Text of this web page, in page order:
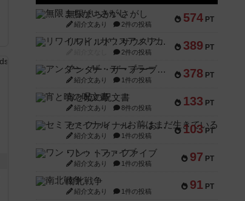
574 PT
無限まちがいさがし
紹介文あり 2件の投稿
389 PT
リワイルド：サウスアメリカ
2件の投稿
378 PT
アンダー・ザ・テーブラー
紹介文あり 1件の投稿
133 PT
宵と暁の呪文書
紹介文あり 8件の投稿
103 PT
セミファイナル ～お前はまだ生きている～
紹介文あり 1件の投稿
97 PT
ワン・トゥ・ファイブ
紹介文あり 1件の投稿
91 PT
南北戦争
紹介文あり 1件の投稿